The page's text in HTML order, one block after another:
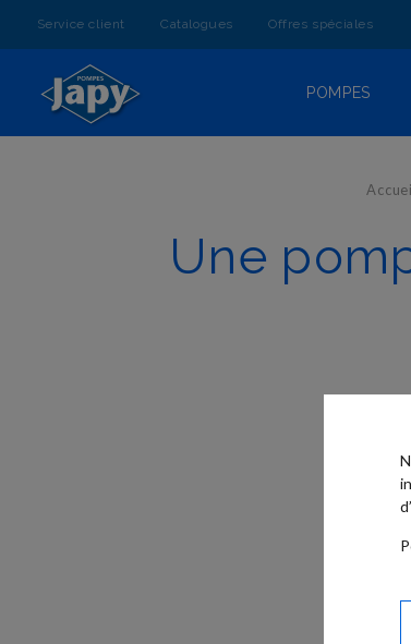
AU
Service client Catalogues Offres spéciales
POMPES
Une